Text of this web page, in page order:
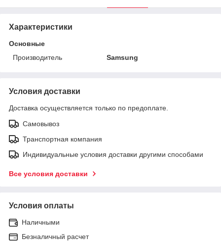
Характеристики
Основные
Производитель
Samsung
Условия доставки
Доставка осуществляется только по предоплате.
Самовывоз
Транспортная компания
Индивидуальные условия доставки другими способами
Все условия доставки
Условия оплаты
Наличными
Безналичный расчет